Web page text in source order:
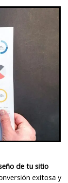
de tu sitio
exitosa y